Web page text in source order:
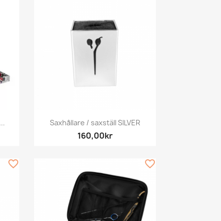
Snabbvy
Saxhållare / saxställ SILVER
160,00kr
favorite_border favorite_border